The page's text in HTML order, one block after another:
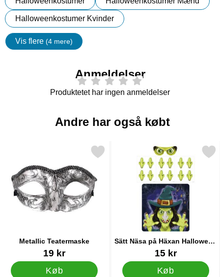
Halloweenkostumer Kvinder
Vis flere (4 mere)
Egenskaper
Anmeldelser
Produktetet har ingen anmeldelser
Andre har også købt
Metallic Teatermaske
Varenr 2433319 kr
Køb
Markér metallic Teatermaske som favorit
Sätt Näsa på Häxan Halloween
Spil
Varenr 3868515 kr
Køb
Markér sätt Näsa på Häxan